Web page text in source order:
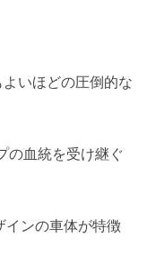
いほどの圧倒的な
の血統を受け継ぐ
インの車体が特徴